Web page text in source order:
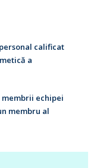
calificat
a
membrii echipei
membru al